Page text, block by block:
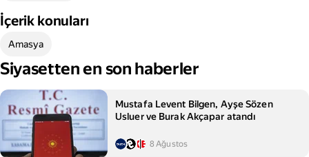
İçerik konuları
Amasya
Siyasetten en son haberler
Mustafa Levent Bilgen, Ayşe Sözen
Usluer ve Burak Akçapar atandı
8 Ağustos